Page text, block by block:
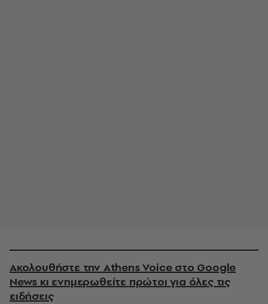
Ακολουθήστε την Athens Voice στο Google
News κι ενημερωθείτε πρώτοι για όλες τις
ειδήσεις